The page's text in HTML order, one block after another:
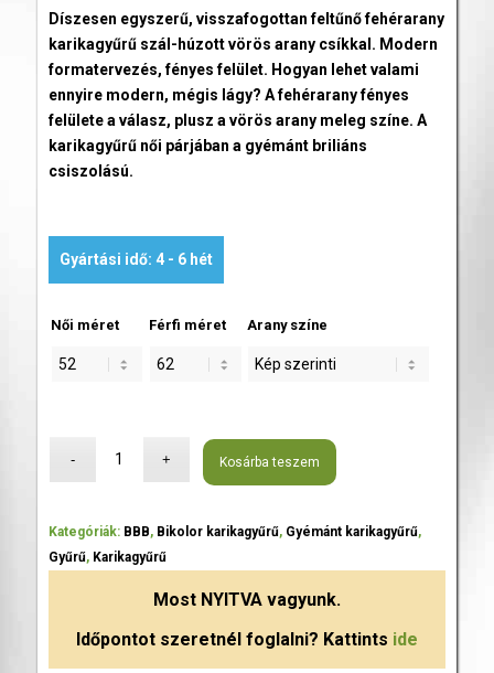
Díszesen egyszerű, visszafogottan feltűnő fehérarany
karikagyűrű szál-húzott vörös arany csíkkal. Modern
formatervezés, fényes felület. Hogyan lehet valami
ennyire modern, mégis lágy? A fehérarany fényes
felülete a válasz, plusz a vörös arany meleg színe. A
karikagyűrű női párjában a gyémánt briliáns
csiszolású.
Gyártási idő: 4 - 6 hét
Női méret Férfi méret Arany színe
Kosárba teszem
Kategóriák: BBB, Bikolor karikagyűrű, Gyémánt karikagyűrű,
Gyűrű, Karikagyűrű
Most NYITVAvagyunk.
Időpontot szeretnél foglalni? Kattints ide